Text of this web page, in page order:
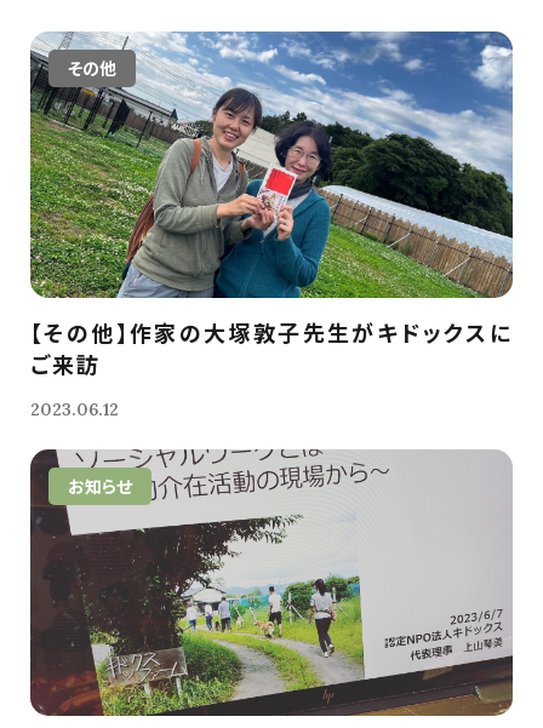
その他
【その他】作家の大塚敦子先生がキドックスに
ご来訪
2023.06.12
お知らせ